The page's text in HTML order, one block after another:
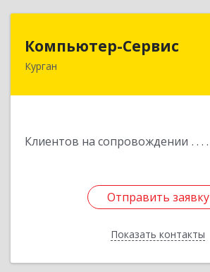
Компьютер-Сервис
Курган
Клиентов на сопровождении
Отправить заявку
Показать контакты
Отправить заявку
Назад